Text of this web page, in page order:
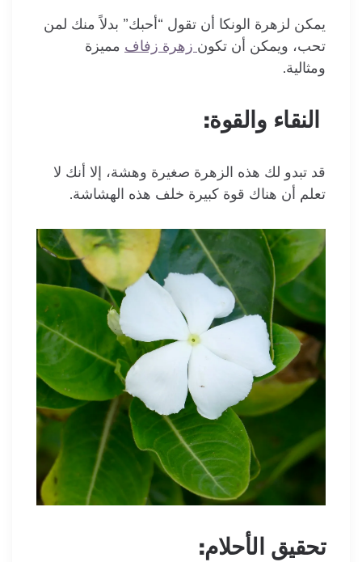
يمكن لزهرة الونكا أن تقول “أحبك” بدلاً منك لمن
تحب، ويمكن أن تكون زهرة زفاف مميزة
ومثالية.
النقاء والقوة:
قد تبدو لك هذه الزهرة صغيرة وهشة، إلا أنك لا
تعلم أن هناك قوة كبيرة خلف هذه الهشاشة.
تحقيق الأحلام: